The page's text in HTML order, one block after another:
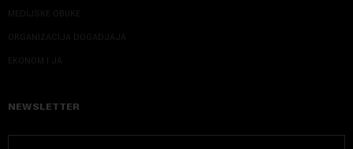
MEDIJSKE OBUKE
ORGANIZACIJA DOGADJAJA
EKONOM I JA
NEWSLETTER